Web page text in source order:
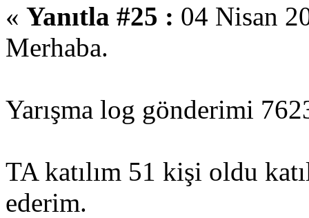
« Yanıtla #25 : 04 Nisan
Merhaba.
Yarışma log gönderimi
TA katılım 51 kişi oldu
ederim.